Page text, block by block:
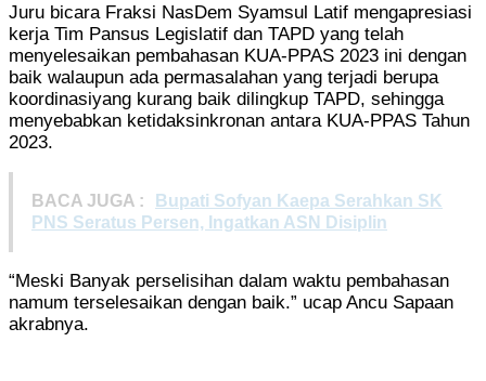
Juru bicara Fraksi NasDem Syamsul Latif mengapresiasi
kerja Tim Pansus Legislatif dan TAPD yang telah
menyelesaikan pembahasan KUA-PPAS 2023 ini dengan
baik walaupun ada permasalahan yang terjadi berupa
koordinasiyang kurang baik dilingkup TAPD, sehingga
menyebabkan ketidaksinkronan antara KUA-PPAS Tahun
2023.
BACA JUGA :
Bupati Sofyan Kaepa Serahkan SK
PNS Seratus Persen, Ingatkan ASN Disiplin
“Meski Banyak perselisihan dalam waktu pembahasan
namum terselesaikan dengan baik.” ucap Ancu Sapaan
akrabnya.